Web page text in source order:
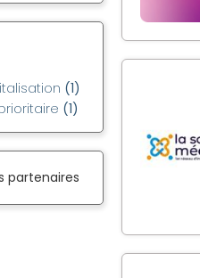
(1)
(1)
partenaires